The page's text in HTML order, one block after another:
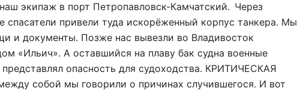
экипаж в порт Петропавловск-Камчатский. Через
спасатели привели туда искорёженный корпус танкера. Мы
и документы. Позже нас вывезли во Владивосток
«Ильич». А оставшийся на плаву бак судна военные
представлял опасность для судоходства. КРИТИЧЕСКАЯ
собой мы говорили о причинах случившегося. И вот